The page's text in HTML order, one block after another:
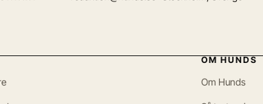
OM HUNDS
Om Hunds